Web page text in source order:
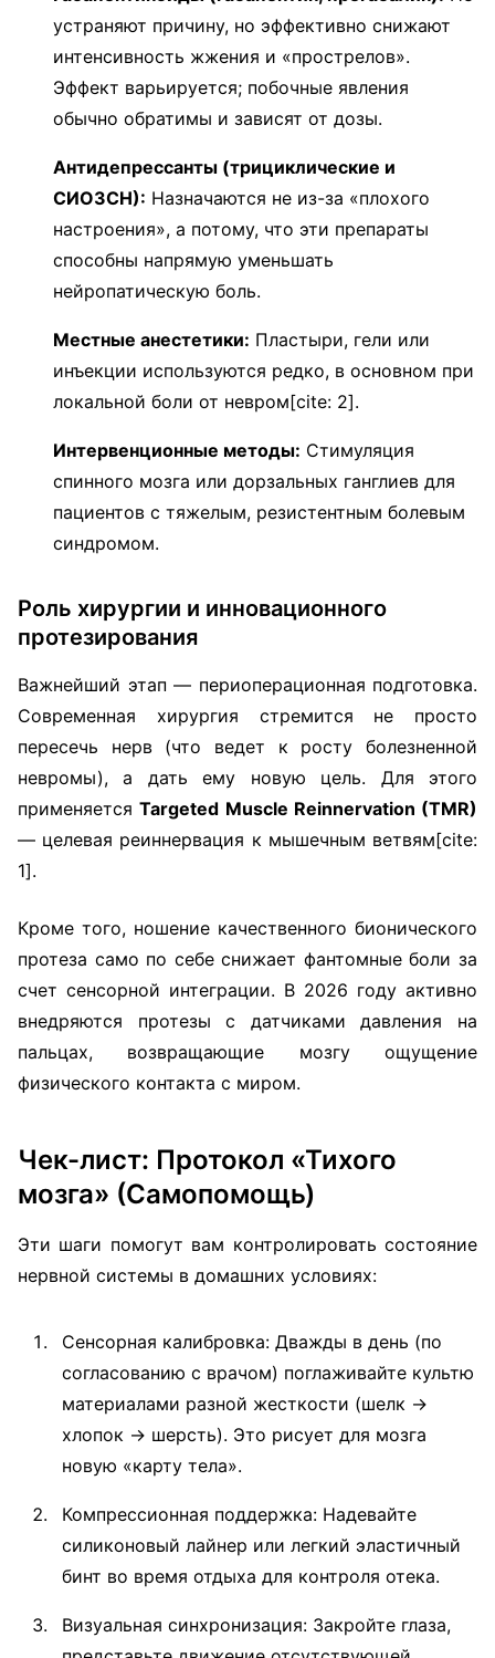
устраняют причину, но эффективно снижают
интенсивность жжения и «прострелов».
Эффект варьируется; побочные явления
обычно обратимы и зависят от дозы.
Антидепрессанты (трициклические и
СИОЗСН): Назначаются не из-за «плохого
настроения», а потому, что эти препараты
способны напрямую уменьшать
нейропатическую боль.
Местные анестетики: Пластыри, гели или
инъекции используются редко, в основном при
локальной боли от невром[cite: 2].
Интервенционные методы: Стимуляция
спинного мозга или дорзальных ганглиев для
пациентов с тяжелым, резистентным болевым
синдромом.
Роль хирургии и инновационного
протезирования
Важнейший этап — периоперационная подготовка.
Современная хирургия стремится не просто
пересечь нерв (что ведет к росту болезненной
невромы), а дать ему новую цель. Для этого
применяетсяTargeted Muscle Reinnervation (TMR)
— целевая реиннервация к мышечным ветвям[cite:
1].
Кроме того, ношение качественного бионического
протеза само по себе снижает фантомные боли за
счет сенсорной интеграции. В 2026 году активно
внедряются протезы с датчиками давления на
пальцах, возвращающие мозгу ощущение
физического контакта с миром.
Чек-лист: Протокол «Тихого
мозга» (Самопомощь)
Эти шаги помогут вам контролировать состояние
нервной системы в домашних условиях:
Сенсорная калибровка: Дважды в день (по
согласованию с врачом) поглаживайте культю
материалами разной жесткости (шелк →
хлопок → шерсть). Это рисует для мозга
новую «карту тела».
Компрессионная поддержка: Надевайте
силиконовый лайнер или легкий эластичный
бинт во время отдыха для контроля отека.
Визуальная синхронизация: Закройте глаза,